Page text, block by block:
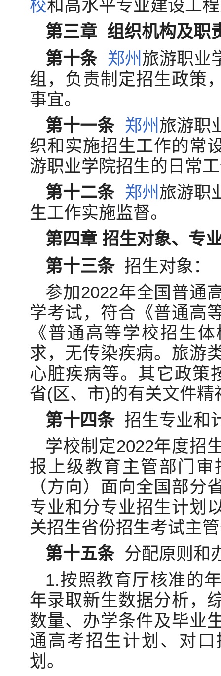
校和高水平专业建设工
第三章 组织机构及职
第十条 郑州 旅游职业
组，负责制定招生政策
事宜。
第十一条 郑州 旅游职
织和实施招生工作的常
游职业学院招生的日常
第十二条 郑州 旅游职
生工作实施监督。
第四章 招生对象、专
第十三条招生对象：
参加2022年全国普通
学考试，符合《普通高
《普通高等学校招生
求，无传染疾病。旅游
心脏疾病等。其它政策
省(区、市)的有关文件精
第十四条 招生专业和
学校制定2022年度招
报上级教育主管部门审
（方向）面向全国部分
专业和分专业招生计划
关招生省份招生考试主
第十五条 分配原则和
1.按照教育厅核准的
年录取新生数据分析，
数量、办学条件及毕业
通高考招生计划、对
划。